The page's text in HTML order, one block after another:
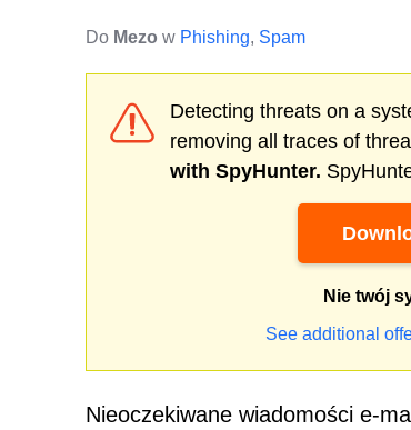
Do Mezo w Phishing, Spam
Detecting threats on a
removing all traces of
with SpyHunter.
Nie twój
See additional
Nieoczekiwane wiadomości e-